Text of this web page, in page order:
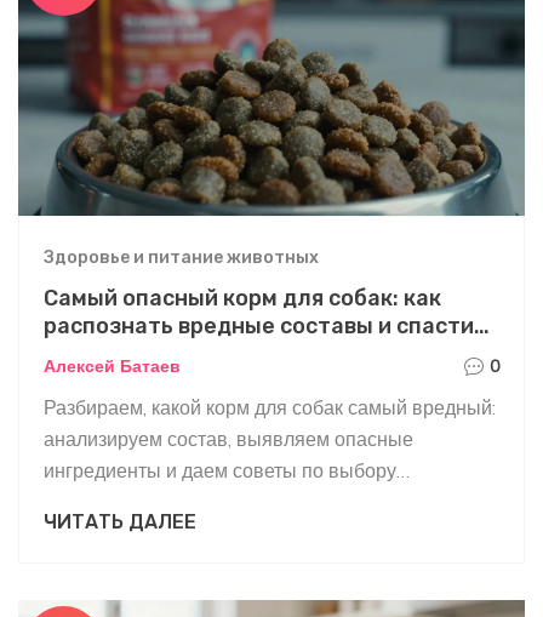
Здоровье и питание животных
Самый опасный корм для собак: как
распознать вредные составы и спасти
здоровье питомца
Алексей Батаев 0
Разбираем, какой корм для собак самый вредный:
анализируем состав, выявляем опасные
ингредиенты и даем советы по выбору
ЧИТАТЬ ДАЛЕЕ